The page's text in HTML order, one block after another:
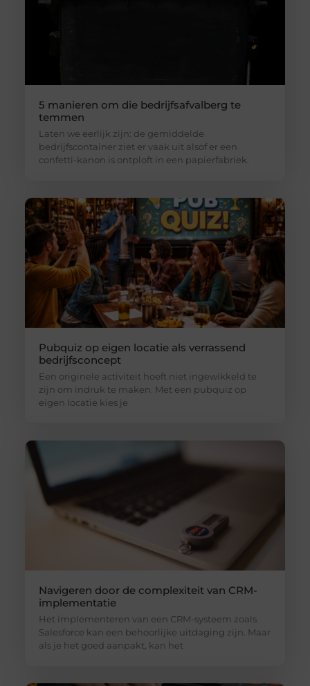
5 manieren om die bedrijfsafvalberg te
temmen
Laten we eerlijk zijn: de gemiddelde
bedrijfscontainer ziet er vaak uit alsof er een
confetti-kanon is ontploft in een papierfabriek.
Pubquiz op eigen locatie als verrassend
bedrijfsconcept
Een originele activiteit hoeft niet ingewikkeld te
zijn om indruk te maken. Met een pubquiz op
eigen locatie kies je
Navigeren door de complexiteit van CRM-
implementatie
Het implementeren van een CRM-systeem zoals
Salesforce kan een behoorlijke uitdaging zijn. Maar
als je het goed aanpakt, kan het